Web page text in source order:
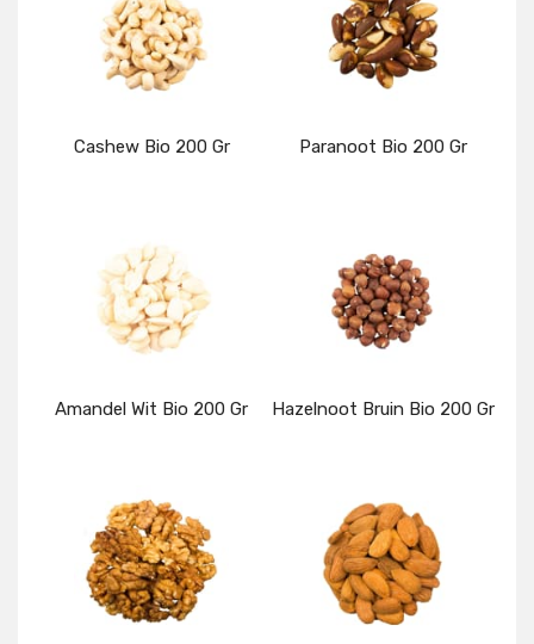
Cashew Bio 200 Gr
Details
Paranoot Bio 200 Gr
Details
Amandel Wit Bio 200 Gr
Details
Hazelnoot Bruin Bio 200 Gr
Details